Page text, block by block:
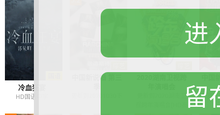
冷血狂宴
HD国语中字
中国新说唱 第三
更新
进
留